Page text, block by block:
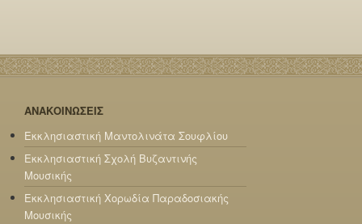
ΑΝΑΚΟΙΝΩΣΕΙΣ
Εκκλησιαστική Μαντολινάτα Σουφλίου
Εκκλησιαστική Σχολή Βυζαντινής
Μουσικής
Εκκλησιαστική Χορωδία Παραδοσιακής
Μουσικής